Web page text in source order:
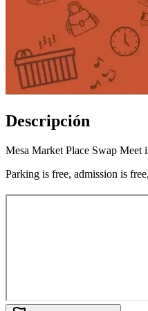
Descripción
Mesa Market Place Swap Meet
Parking is free, admission is